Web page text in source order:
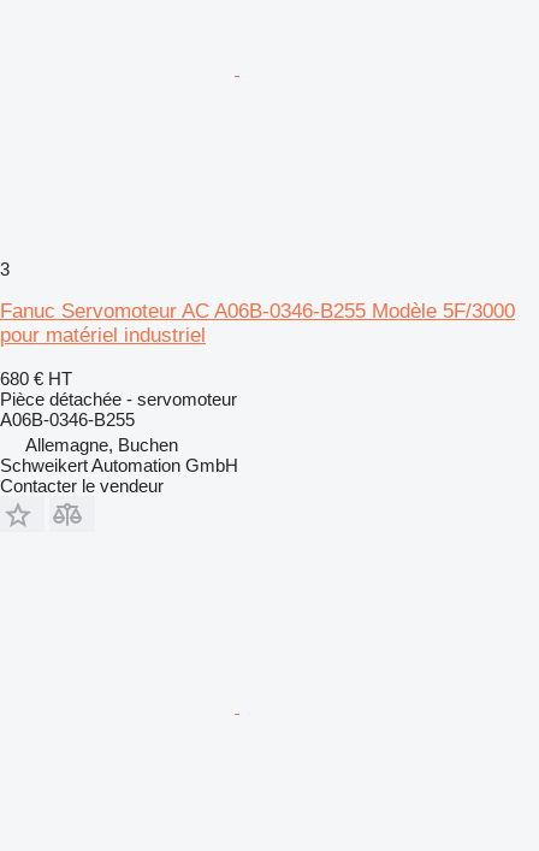
3
Fanuc Servomoteur AC A06B-0346-B255 Modèle 5F/3000
pour matériel industriel
680 € HT
Pièce détachée - servomoteur
A06B-0346-B255
Allemagne, Buchen
Schweikert Automation GmbH
Contacter le vendeur